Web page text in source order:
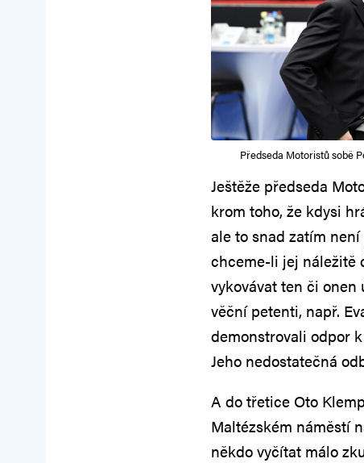
Předseda Motoristů sobě
Ještěže předseda
krom toho, že kdysi
ale to snad zatím
chceme-li jej náležitě
vykovávat ten či
věční petenti, např.
demonstrovali odpor
Jeho nedostatečná
A do třetice Oto
Maltézském náměstí
někdo vyčítat málo